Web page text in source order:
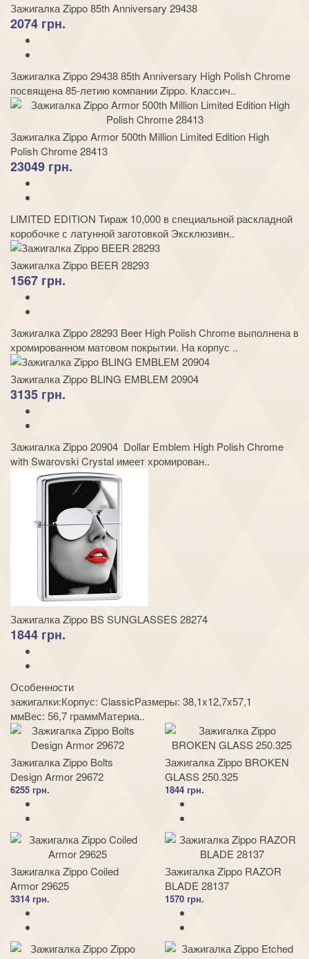
Зажигалка Zippo 85th Anniversary 29438
2074 грн.
Зажигалка Zippo 29438 85th Anniversary High Polish Chrome
посвящена 85-летию компании Zippo. Классич..
Зажигалка Zippo Armor 500th Million Limited Edition High
Polish Chrome 28413
23049 грн.
LIMITED EDITION Тираж 10,000 в специальной раскладной
коробочке с латунной заготовкой Эксклюзивн..
Зажигалка Zippo BEER 28293
1567 грн.
Зажигалка Zippo 28293 Beer High Polish Chrome выполнена в
хромированном матовом покрытии. На корпус ..
Зажигалка Zippo BLING EMBLEM 20904
3135 грн.
Зажигалка Zippo 20904 Dollar Emblem High Polish Chrome
with Swarovski Crystal имеет хромирован..
Зажигалка Zippo BS SUNGLASSES 28274
1844 грн.
Особенности
зажигалки:Корпус: ClassicРазмеры: 38,1x12,7x57,1
ммВес: 56,7 граммМатериа..
Зажигалка Zippo Bolts
Design Armor 29672
6255 грн.
Зажигалка Zippo BROKEN
GLASS 250.325
1844 грн.
Зажигалка Zippo Coiled
Armor 29625
3314 грн.
Зажигалка Zippo RAZOR
BLADE 28137
1570 грн.